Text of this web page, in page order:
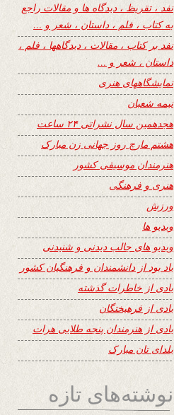
نفد ، تقریظ ، دیدگاه ها و مقالات راجع
به کتاب ، فلم ، داستان ، شعر و …
نفد بر کتاب ، مقالات ، دیدگاهها ، فلم ،
داستان ، شعر و …
نمایشگاههای هنری
نیمه شعبان
هجدهمین سال نشراتی ۲۴ ساعت
هشتم مارچ روز جهانی زن مبارک
هنرمندان موسیقی کشور
هنری و فرهنگی
ورزش
ویدیو ها
ویدیو های جالب دیدنی و شنیدنی
یاد بود از دانشمندان و فرهنگیان کشور
یادی از خاطرات گذشته
یادی از فرهیختگان
یادی از هنرمندان پنجه طلایی هرات
یلدای تان مبارک
نوشته‌های تازه